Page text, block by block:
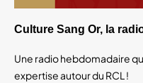
Culture Sang Or, la
Une radio hebdomadaire
expertise autour du RCL !